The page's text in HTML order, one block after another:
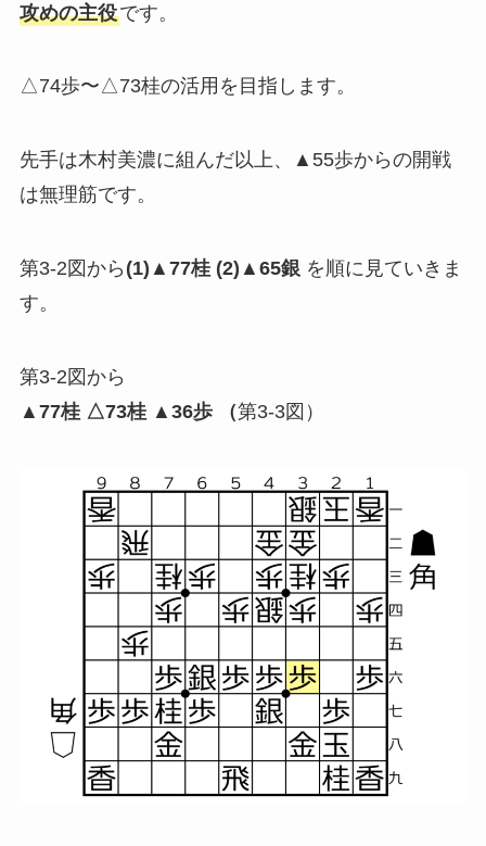
攻めの主役です。
△74歩〜△73桂の活用を目指します。
先手は木村美濃に組んだ以上、▲55歩からの開戦
は無理筋です。
第3-2図から (1)▲77桂 (2)▲65銀 を順に見ていきま
す。
第3-2図から
▲77桂 △73桂 ▲36歩 （第3-3図）